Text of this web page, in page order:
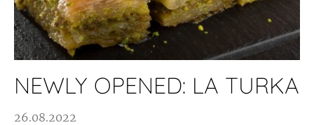
NEWLY OPENED: LA TURKA
26.08.2022